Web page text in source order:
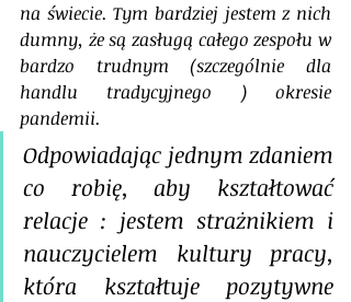
na świecie. Tym bardziej jestem z nich
dumny, że są zasługą całego zespołu w
bardzo trudnym (szczególnie dla
handlu tradycyjnego ) okresie
pandemii.
Odpowiadając jednym zdaniem
co robię, aby kształtować
relacje : jestem strażnikiem i
nauczycielem kultury pracy,
która kształtuje pozytywne